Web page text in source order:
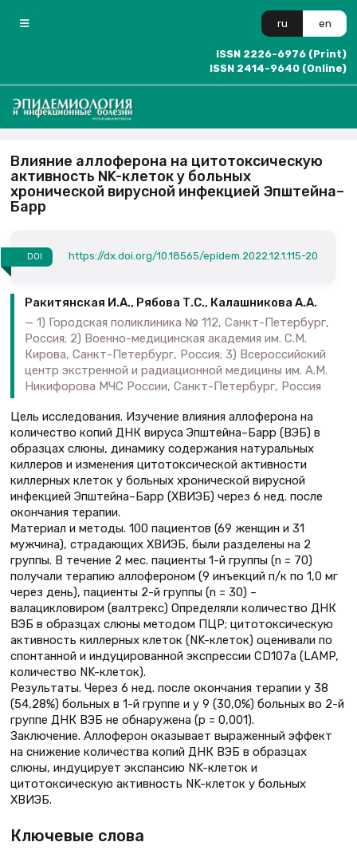
ru en
ISSN 2226-6976 (Print)
ISSN 2414-9640 (Online)
Влияние аллоферона на цитотоксическую
активность NK-клеток у больных
хронической вирусной инфекцией Эпштейна–
Барр
DOI https://dx.doi.org/10.18565/epidem.2022.12.1.115-20
Ракитянская И.А., Рябова Т.С., Калашникова А.А.
1) Городская поликлиника № 112, Санкт-Петербург,
Россия; 2) Военно-медицинская академия им. С.М.
Кирова, Санкт-Петербург, Россия; 3) Всероссийский
центр экстренной и радиационной медицины им. А.М.
Никифорова МЧС России, Санкт-Петербург, Россия
Цель исследования. Изучение влияния аллоферона на
количество копий ДНК вируса Эпштейна–Барр (ВЭБ) в
образцах слюны, динамику содержания натуральных
киллеров и изменения цитотоксической активности
киллерных клеток у больных хронической вирусной
инфекцией Эпштейна–Барр (ХВИЭБ) через 6 нед. после
окончания терапии.
Материал и методы. 100 пациентов (69 женщин и 31
мужчина), страдающих ХВИЭБ, были разделены на 2
группы. В течение 2 мес. пациенты 1-й группы (n = 70)
получали терапию аллофероном (9 инъекций п/к по 1,0 мг
через день), пациенты 2-й группы (n = 30) –
валацикловиром (валтрекс) Определяли количество ДНК
ВЭБ в образцах слюны методом ПЦР; цитотоксическую
активность киллерных клеток (NK-клеток) оценивали по
спонтанной и индуцированной экспрессии CD107a (LAMP,
количество NK-клеток).
Результаты. Через 6 нед. после окончания терапии у 38
(54,28%) больных в 1-й группе и у 9 (30,0%) больных во 2-й
группе ДНК ВЭБ не обнаружена (р = 0,001).
Заключение. Аллоферон оказывает выраженный эффект
на снижение количества копий ДНК ВЭБ в образцах
слюны, индуцирует экспансию NK-клеток и
цитотоксическую активность NK-клеток у больных
ХВИЭБ.
Ключевые слова